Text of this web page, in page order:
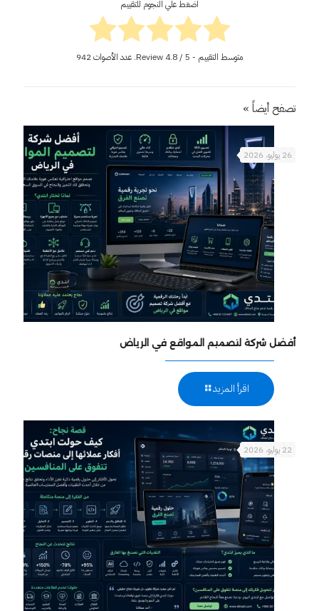
اضغط علي النجوم للتقييم
متوسط التقييم - Review 4.8/ 5. عدد الأصوات 942
تصفح أيضاً »
26 يوليو، 2026
أفضل شركة لتصميم المواقع في الرياض
اقرأ المزيد
22 يوليو، 2026